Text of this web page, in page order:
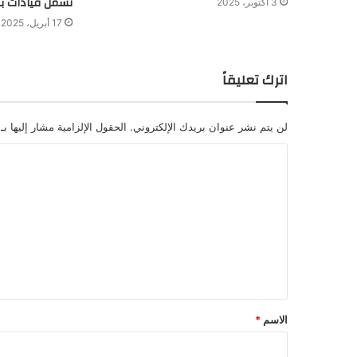
17 أبريل، 2025
اترك تعليقاً
لن يتم نشر عنوان بريدك الإلكتروني. الحقول الإلزامية مشار إليها بـ
الاسم *